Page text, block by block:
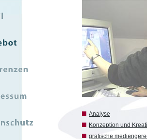
Analyse
Konzeption und
grafische